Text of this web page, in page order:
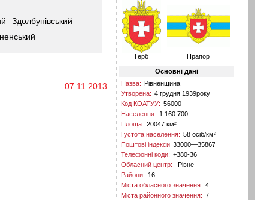
Герб Прапор
Основні дані
Назва: Рівненщина
Утворена: 4 грудня 1939року
Код КОАТУУ: 56000
Населення: 1 160 700
Площа: 20047 км²
Густота населення: 58 осіб/км²
Поштові індекси 33000—35867
Телефонні коди: +380-36
Обласний центр:
Рівне
Райони: 16
Міста обласного значення: 4
Міста районного значення: 7
Здолбунівський
07.11.2013